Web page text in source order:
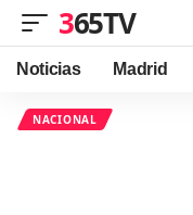
365TV
Noticias Madrid
NACIONAL